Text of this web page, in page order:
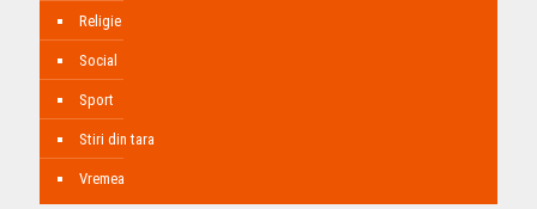
Religie
Social
Sport
Stiri din tara
Vremea